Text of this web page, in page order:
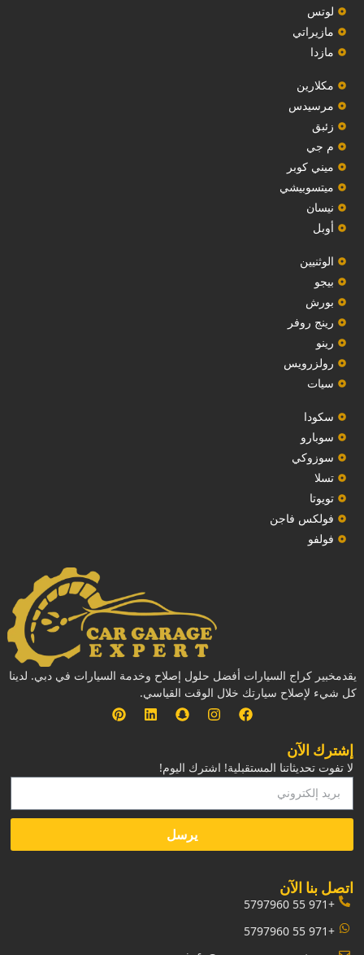
‏لوتس‏
مازيراتي
مازدا
مكلارين
مرسيدس
‏زئبق‏
م جي
ميني كوبر
ميتسوبيشي
نيسان
أوبل
‏الوثنيين‏
بيجو
بورش
رينج روفر
رينو
رولزرويس
سيات
سكودا
‏سوبارو‏
سوزوكي
تسلا
تويوتا
فولكس فاجن
فولفو
يقدمخبير كراج السيارات أفضل حلول إصلاح وخدمة السيارات في دبي. لدينا
كل شيء لإصلاح سيارتك خلال الوقت القياسي.
إشترك الآن
لا تفوت تحديثاتنا المستقبلية! اشترك اليوم!
يرسل
‏اتصل بنا الآن‏
+971 55 5797960
+971 55 5797960